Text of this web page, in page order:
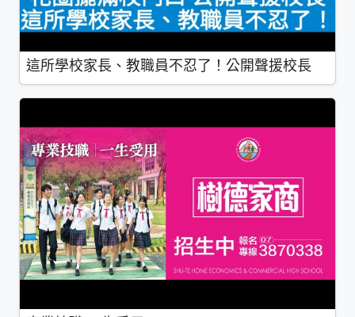
這所學校家長、教職員不忍了！公開聲援校長